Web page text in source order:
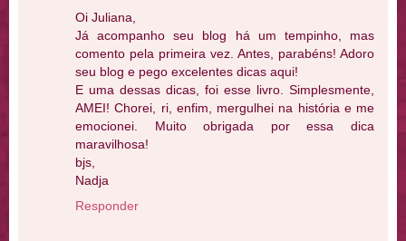
Oi Juliana,
Já acompanho seu blog há um tempinho, mas
comento pela primeira vez. Antes, parabéns! Adoro
seu blog e pego excelentes dicas aqui!
E uma dessas dicas, foi esse livro. Simplesmente,
AMEI! Chorei, ri, enfim, mergulhei na história e me
emocionei. Muito obrigada por essa dica
maravilhosa!
bjs,
Nadja
Responder